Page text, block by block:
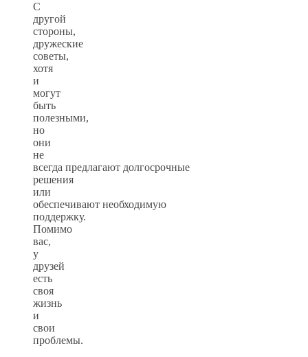
С
другой
стороны,
дружеские
советы,
хотя
и
могут
быть
полезными,
но
они
не
всегда предлагают долгосрочные
решения
или
обеспечивают необходимую
поддержку.
Помимо
вас,
у
друзей
есть
своя
жизнь
и
свои
проблемы.